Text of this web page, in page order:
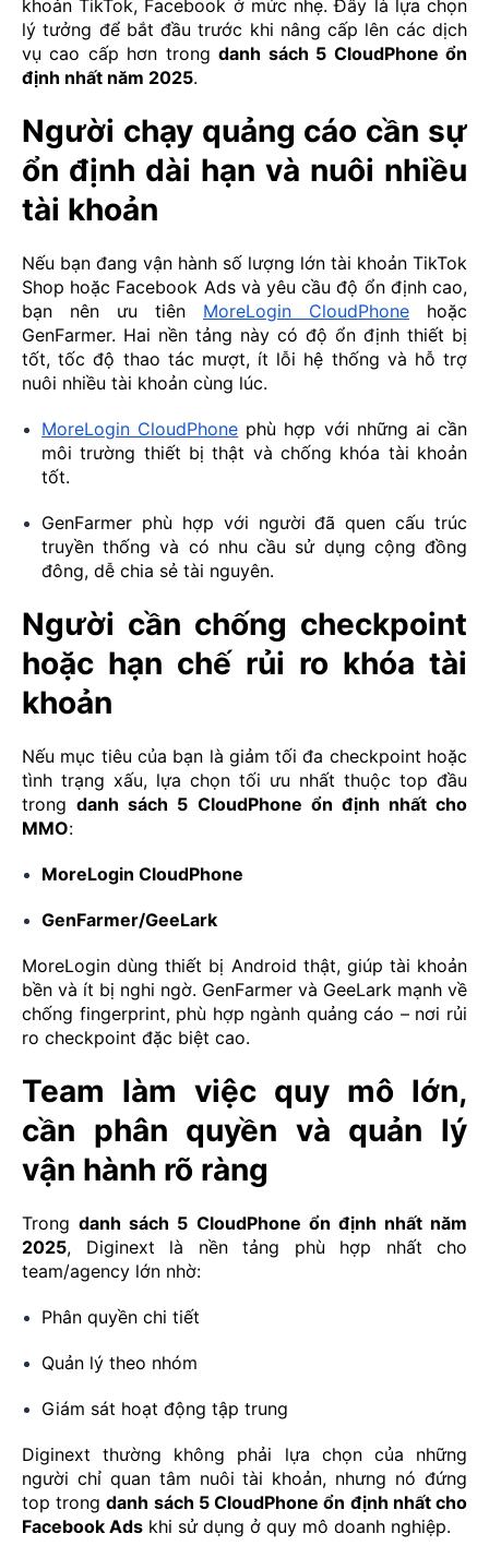
khoản TikTok, Facebook ở mức nhẹ. Đây là lựa chọn
lý tưởng để bắt đầu trước khi nâng cấp lên các dịch
vụ cao cấp hơn trongdanh sách 5 CloudPhone ổn
định nhất năm 2025.
Người chạy quảng cáo cần sự
ổn định dài hạn và nuôi nhiều
tài khoản
Nếu bạn đang vận hành số lượng lớn tài khoản TikTok
Shop hoặc Facebook Ads và yêu cầu độ ổn định cao,
bạn nên ưu tiên MoreLogin CloudPhone hoặc
GenFarmer. Hai nền tảng này có độ ổn định thiết bị
tốt, tốc độ thao tác mượt, ít lỗi hệ thống và hỗ trợ
nuôi nhiều tài khoản cùng lúc.
MoreLogin CloudPhone phù hợp với những ai cần
môi trường thiết bị thật và chống khóa tài khoản
tốt.
GenFarmer phù hợp với người đã quen cấu trúc
truyền thống và có nhu cầu sử dụng cộng đồng
đông, dễ chia sẻ tài nguyên.
Người cần chống checkpoint
hoặc hạn chế rủi ro khóa tài
khoản
Nếu mục tiêu của bạn là giảm tối đa checkpoint hoặc
tình trạng xấu, lựa chọn tối ưu nhất thuộc top đầu
trongdanh sách 5 CloudPhone ổn định nhất cho
MMO:
MoreLogin CloudPhone
GenFarmer/GeeLark
MoreLogin dùng thiết bị Android thật, giúp tài khoản
bền và ít bị nghi ngờ. GenFarmer và GeeLark mạnh về
chống fingerprint, phù hợp ngành quảng cáo – nơi rủi
ro checkpoint đặc biệt cao.
Team làm việc quy mô lớn,
cần phân quyền và quản lý
vận hành rõ ràng
Trongdanh sách 5 CloudPhone ổn định nhất năm
2025, Diginext là nền tảng phù hợp nhất cho
team/agency lớn nhờ:
Phân quyền chi tiết
Quản lý theo nhóm
Giám sát hoạt động tập trung
Diginext thường không phải lựa chọn của những
người chỉ quan tâm nuôi tài khoản, nhưng nó đứng
top trongdanh sách 5 CloudPhone ổn định nhất cho
Facebook Ads khi sử dụng ở quy mô doanh nghiệp.